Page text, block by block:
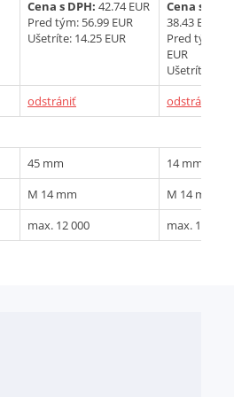
Cena s DPH: 42.74 EUR
Pred tým: 56.99 EUR
Ušetríte: 14.25 EUR
Cena s DPH:
38.43 EUR
Pred tým:
EUR
Ušetríte:
odstrániť
odstrániť
45 mm
14 mm
M 14 mm
M 14 mm
max. 12 000 max. 12 000